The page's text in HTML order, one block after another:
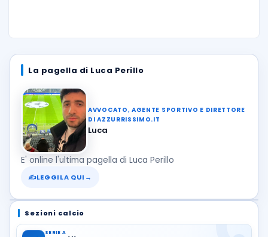
La pagella di Luca Perillo
AVVOCATO, AGENTE SPORTIVO E DIRETTORE
DI AZZURRISSIMO.IT
Luca
E' online l'ultima pagella di Luca Perillo
✍LEGGILA QUI →
Sezioni calcio
SERIE A